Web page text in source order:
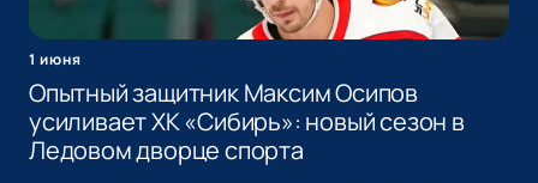
1 июня
Опытный защитник Максим Осипов
усиливает ХК «Сибирь»: новый сезон в
Ледовом дворце спорта